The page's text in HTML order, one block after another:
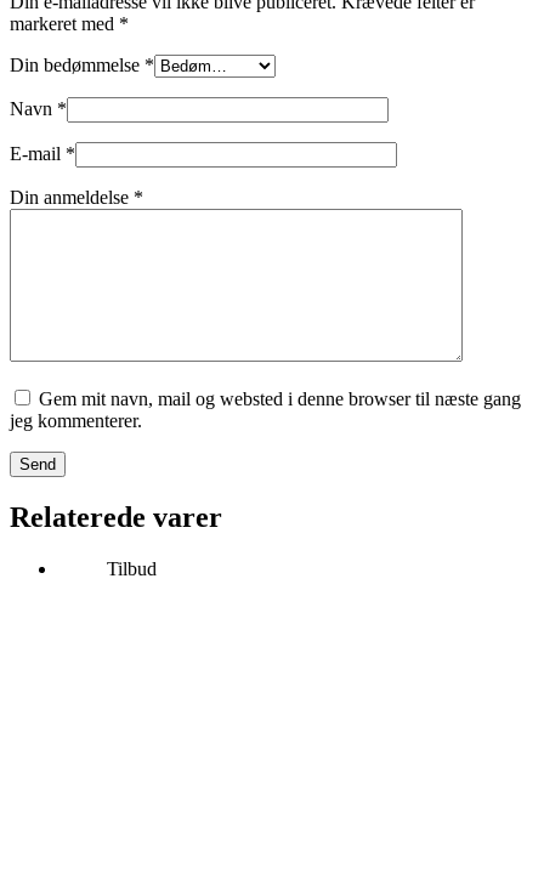
markeret med *
Din bedømmelse *
Navn *
E-mail *
Din anmeldelse *
Gem mit navn, mail og websted i denne browser til næste gang
jeg kommenterer.
Send
Relaterede varer
Tilbud